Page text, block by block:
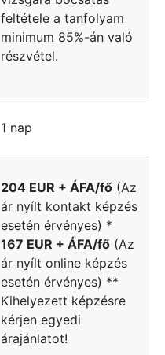
feltétele a tanfolyam
minimum 85%-án való
részvétel.
1 nap
204 EUR + ÁFA/fő (Az
ár nyílt kontakt képzés
esetén érvényes) *
167 EUR + ÁFA/fő (Az
ár nyílt online képzés
esetén érvényes) **
Kihelyezett képzésre
kérjen egyedi
árajánlatot!